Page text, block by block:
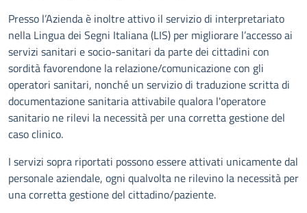
Presso l’Azienda è inoltre attivo il servizio di interpretariato
nella Lingua dei Segni Italiana (LIS) per migliorare l’accesso ai
servizi sanitari e socio-sanitari da parte dei cittadini con
sordità favorendone la relazione/comunicazione con gli
operatori sanitari, nonché un servizio di traduzione scritta di
documentazione sanitaria attivabile qualora l'operatore
sanitario ne rilevi la necessità per una corretta gestione del
caso clinico.
I servizi sopra riportati possono essere attivati unicamente dal
personale aziendale, ogni qualvolta ne rilevino la necessità per
una corretta gestione del cittadino/paziente.